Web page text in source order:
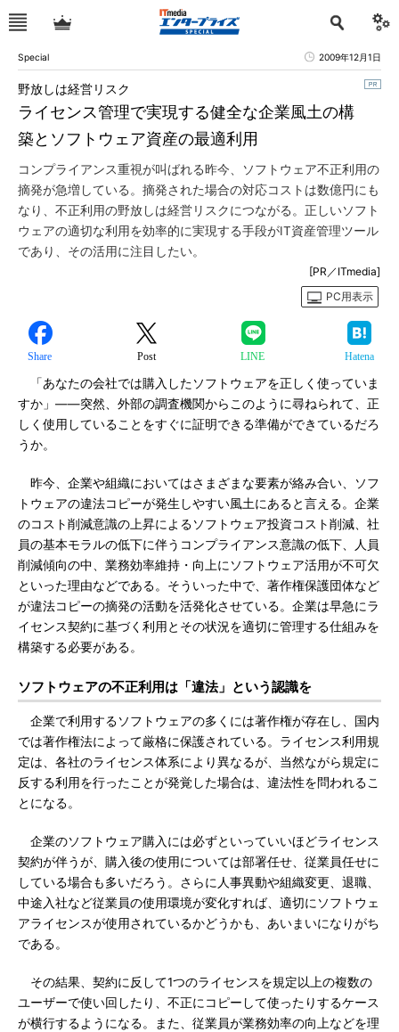
Special 2009年12月1日
ライセンス管理で実現する健全な企業風土の構
築とソフトウェア資産の最適利用
野放しは経営リスク
コンプライアンス重視が叫ばれる昨今、ソフトウェア不正利用の
摘発が急増している。摘発された場合の対応コストは数億円にも
なり、不正利用の野放しは経営リスクにつながる。正しいソフト
ウェアの適切な利用を効率的に実現する手段がIT資産管理ツール
であり、その活用に注目したい。
[PR／ITmedia]
PC用表示
Share Post LINE Hatena
「あなたの会社では購入したソフトウェアを正しく使っていま
すか」――突然、外部の調査機関からこのように尋ねられて、正
しく使用していることをすぐに証明できる準備ができているだろ
うか。
昨今、企業や組織においてはさまざまな要素が絡み合い、ソフ
トウェアの違法コピーが発生しやすい風土にあると言える。企業
のコスト削減意識の上昇によるソフトウェア投資コスト削減、社
員の基本モラルの低下に伴うコンプライアンス意識の低下、人員
削減傾向の中、業務効率維持・向上にソフトウェア活用が不可欠
といった理由などである。そういった中で、著作権保護団体など
が違法コピーの摘発の活動を活発化させている。企業は早急にラ
イセンス契約に基づく利用とその状況を適切に管理する仕組みを
構築する必要がある。
ソフトウェアの不正利用は「違法」という認識を
企業で利用するソフトウェアの多くには著作権が存在し、国内
では著作権法によって厳格に保護されている。ライセンス利用規
定は、各社のライセンス体系により異なるが、当然ながら規定に
反する利用を行ったことが発覚した場合は、違法性を問われるこ
とになる。
企業のソフトウェア購入には必ずといっていいほどライセンス
契約が伴うが、購入後の使用については部署任せ、従業員任せに
している場合も多いだろう。さらに人事異動や組織変更、退職、
中途入社など従業員の使用環境が変化すれば、適切にソフトウェ
アライセンスが使用されているかどうかも、あいまいになりがち
である。
その結果、契約に反して1つのライセンスを規定以上の複数の
ユーザーで使い回したり、不正にコピーして使ったりするケース
が横行するようになる。また、従業員が業務効率の向上などを理